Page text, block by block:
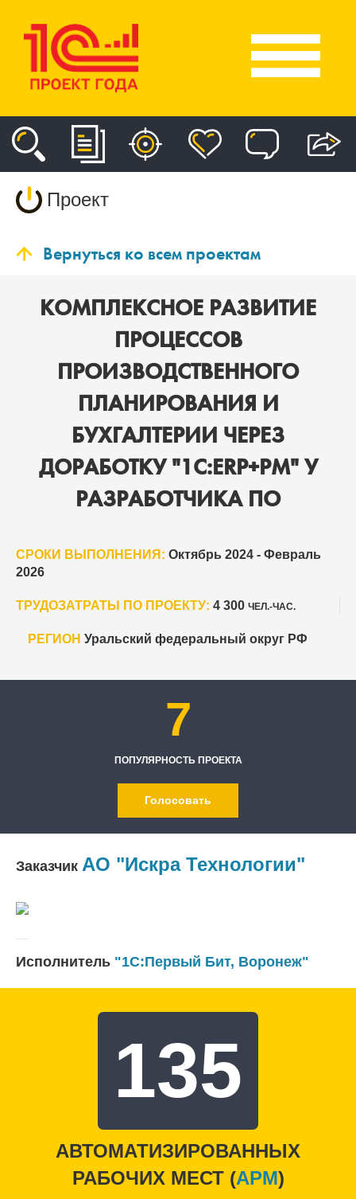
Проект
Вернуться ко всем проектам
КОМПЛЕКСНОЕ РАЗВИТИЕ
ПРОЦЕССОВ
ПРОИЗВОДСТВЕННОГО
ПЛАНИРОВАНИЯ И
БУХГАЛТЕРИИ ЧЕРЕЗ
ДОРАБОТКУ "1С:ERP+РМ" У
РАЗРАБОТЧИКА ПО
СРОКИ ВЫПОЛНЕНИЯ: Октябрь 2024 - Февраль
2026
ТРУДОЗАТРАТЫ ПО ПРОЕКТУ: 4 300 ЧЕЛ.-ЧАС.
РЕГИОН Уральский федеральный округ РФ
7
ПОПУЛЯРНОСТЬ ПРОЕКТА
Голосовать
Заказчик АО "Искра Технологии"
Исполнитель "1С:Первый Бит, Воронеж"
135
АВТОМАТИЗИРОВАННЫХ
РАБОЧИХ МЕСТ (APM)